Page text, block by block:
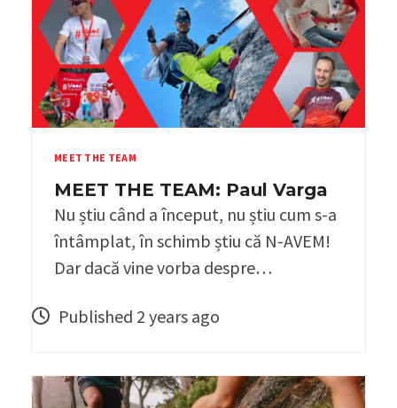
MEET THE TEAM
MEET THE TEAM: Paul Varga
Nu știu când a început, nu știu cum s-a
întâmplat, în schimb știu că N-AVEM!
Dar dacă vine vorba despre…
Published 2 years ago